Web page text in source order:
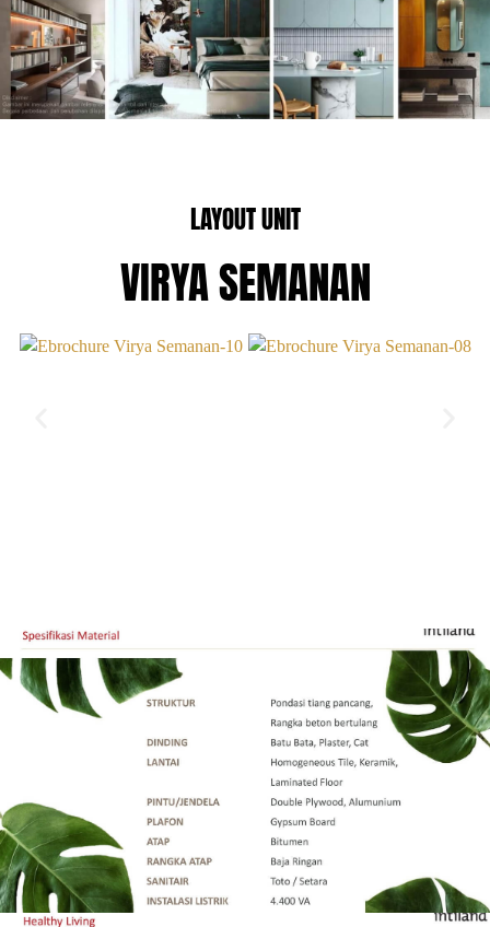
LAYOUT UNIT
VIRYA SEMANAN